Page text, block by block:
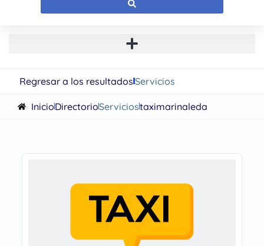
Regresar a los resultadosServicios
InicioDirectorioServiciostaximarinaleda